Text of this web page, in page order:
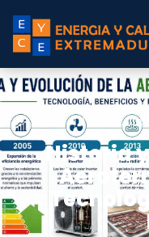
INICIO ›
Historia